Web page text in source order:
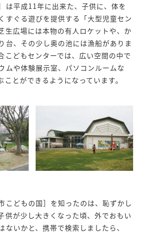
は平成11年に出来た、子供に、体を
すぐる遊びを提供する「大型児童セン
生広場には本物の有人ロケットや、か
台、その少し奥の池には漁船がありま
こどもセンターでは、広い空間の中で
ムや体験展示室、パソコンルームな
ことができるようになっています。
こどもの国］を知ったのは、恥ずかし
供が少し大きくなった頃、外でおもい
ないかと、携帯で検索しましたら、